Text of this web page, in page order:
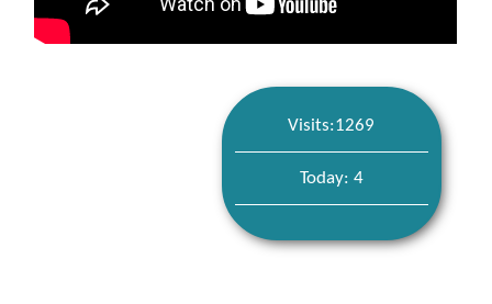
Visits:1269
Today: 4